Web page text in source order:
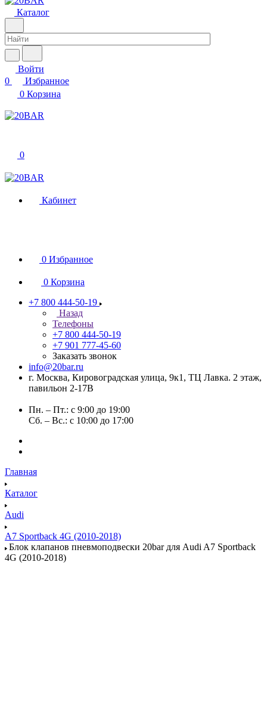
Каталог
Войти
0
Избранное
0 Корзина
0
Кабинет
0 Избранное
0 Корзина
+7 800 444-50-19
Назад
Телефоны
+7 800 444-50-19
+7 901 777-45-60
Заказать звонок
info@20bar.ru
г. Москва, Кировоградская улица, 9к1, ТЦ Лавка. 2 этаж,
павильон 2-17В
Пн. – Пт.: с 9:00 до 19:00
Сб. – Вс.: с 10:00 до 17:00
Главная
Каталог
Audi
A7 Sportback 4G (2010-2018)
Блок клапанов пневмоподвески 20bar для Audi A7 Sportback
4G (2010-2018)